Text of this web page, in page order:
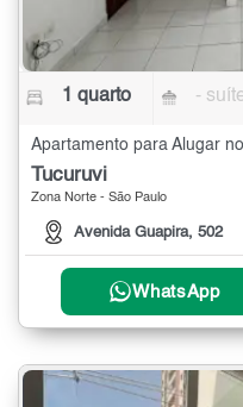
1 quarto -
Apartamento para Alugar
Tucuruvi
Zona Norte - São Paulo
Avenida Guapira, 502
WhatsApp